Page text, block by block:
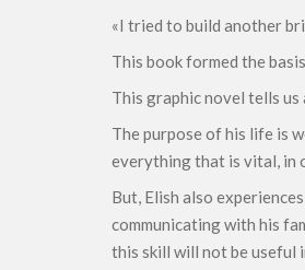
«I tried to build another
This book formed the
This graphic novel tells us
The purpose of his life is
everything that is vital, in
But, Elish also
communicating with his
this skill will not be useful